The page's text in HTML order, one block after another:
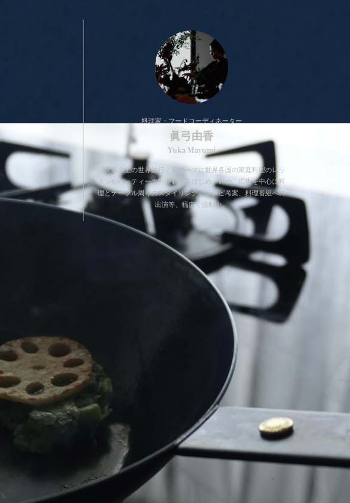
料理家・フードコーディネーター
眞弓由香
Yuka Mayumi
「食卓の上の世界旅行」をテーマに世界各国の家庭料理のレッ
スンやパーティーの料理制作をはじめ、Web、広告を中心に料
理とテーブル周りのスタイリング、レシピ考案、料理番組への
出演等、幅広く活動中。